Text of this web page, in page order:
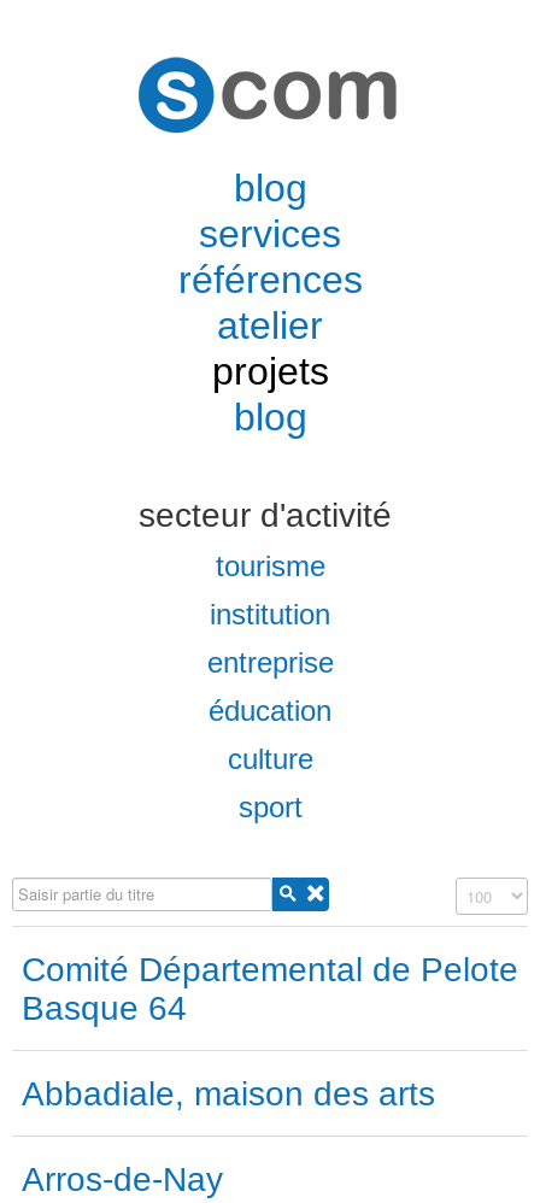
blog
services
références
atelier
projets
blog
secteur d'activité
tourisme
institution
entreprise
éducation
culture
sport
Saisir partie du titre Affichage #
Comité Départemental de Pelote
Basque 64
Abbadiale, maison des arts
Arros-de-Nay